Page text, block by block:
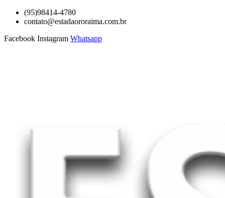
para
conteúdo
(95)98414-4780
contato@estadaororaima.com.br
Facebook Instagram Whatsapp